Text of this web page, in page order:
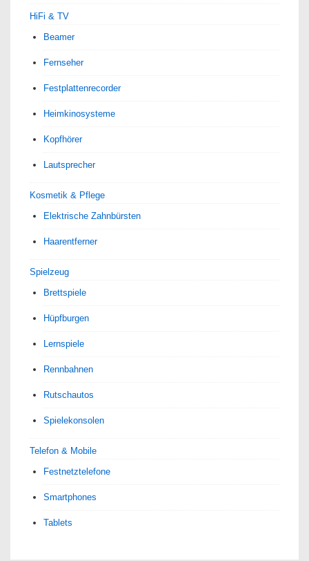
HiFi & TV
Beamer
Fernseher
Festplattenrecorder
Heimkinosysteme
Kopfhörer
Lautsprecher
Kosmetik & Pflege
Elektrische Zahnbürsten
Haarentferner
Spielzeug
Brettspiele
Hüpfburgen
Lernspiele
Rennbahnen
Rutschautos
Spielekonsolen
Telefon & Mobile
Festnetztelefone
Smartphones
Tablets